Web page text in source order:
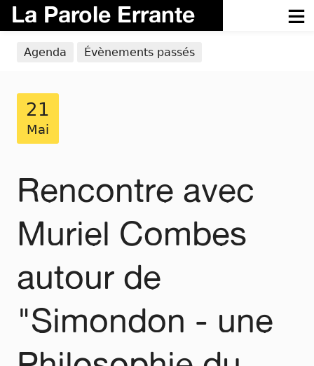
La Parole Errante
Agenda Évènements passés
21
Mai
Rencontre avec
Muriel Combes
autour de
"Simondon - une